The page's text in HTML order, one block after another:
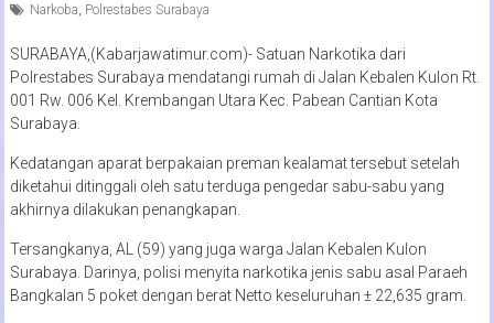
Narkoba, Polrestabes Surabaya
SURABAYA,(Kabarjawatimur.com)- Satuan Narkotika dari
Polrestabes Surabaya mendatangi rumah di Jalan Kebalen Kulon Rt.
001 Rw. 006 Kel. Krembangan Utara Kec. Pabean Cantian Kota
Surabaya.
Kedatangan aparat berpakaian preman kealamat tersebut setelah
diketahui ditinggali oleh satu terduga pengedar sabu-sabu yang
akhirnya dilakukan penangkapan.
Tersangkanya, AL (59) yang juga warga Jalan Kebalen Kulon
Surabaya. Darinya, polisi menyita narkotika jenis sabu asal Paraeh
Bangkalan 5 poket dengan berat Netto keseluruhan ± 22,635 gram.